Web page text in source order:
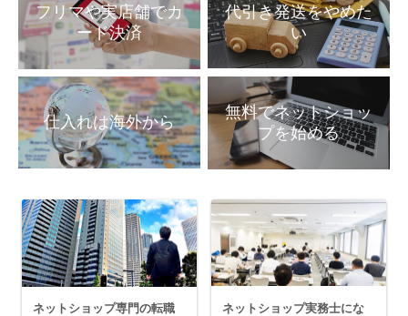
フリマや実店舗でカ
ード決済
代引き発送をやめた
い
仕入れは海外から
無料でネットショッ
プを始める
ネットショップ専門の転職
ネットショップ実務士にな